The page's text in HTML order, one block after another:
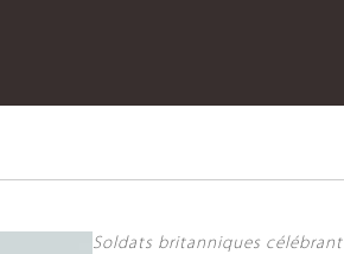
Soldats britanniques célébrant